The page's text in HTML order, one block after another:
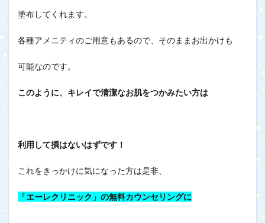
塗布してくれます。
各種アメニティのご用意もあるので、そのままお出かけも
可能なのです。
このように、キレイで清潔なお肌をつかみたい方は
利用して損はないはずです！
これをきっかけに気になった方は是非、
「エーレクリニック」の無料カウンセリングに